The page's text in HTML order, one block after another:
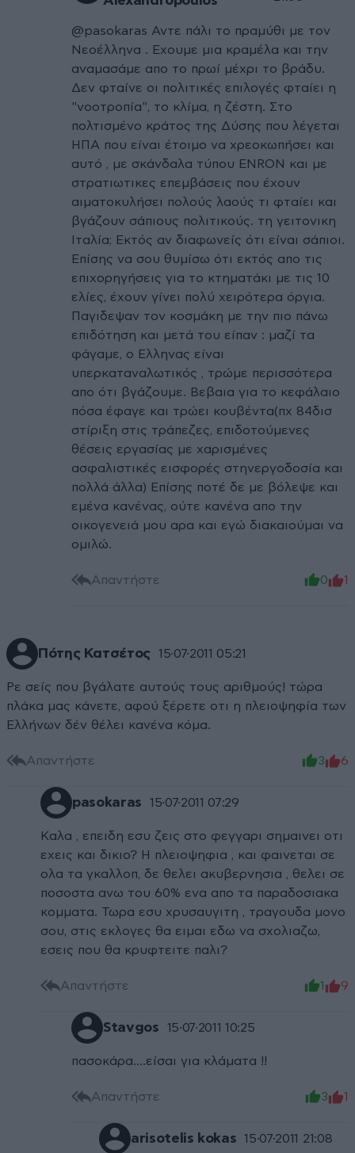
@pasokaras Αντε πάλι το πραμύθι με τον
Νεοέλληνα . Εχουμε μια κραμέλα και την
αναμασάμε απο το πρωί μέχρι το βράδυ.
Δεν φταίνε οι πολιτικές επιλογές φταίει η
"νοοτροπία", το κλίμα, η ζέστη. Στο
πολτισμένο κράτος της Δύσης που λέγεται
ΗΠΑ που είναι έτοιμο να χρεοκωπήσει και
αυτό , με σκάνδαλα τύπου ENRON και με
στρατιωτικες επεμβάσεις που έχουν
αιματοκυλήσει πολούς λαούς τι φταίει και
βγάζουν σάπιους πολιτικούς. τη γειτονικη
Ιταλία; Εκτός αν διαφωνείς ότι είναι σάπιοι.
Επίσης να σου θυμίσω ότι εκτός απο τις
επιχορηγήσεις για το κτηματάκι με τις 10
ελίες, έχουν γίνει πολύ χειρότερα όργια.
Παγιδεψαν τον κοσμάκη με την πιο πάνω
επιδότηση και μετά του είπαν : μαζί τα
φάγαμε, ο Ελληνας είναι
υπερκαταναλωτικός , τρώμε περισσότερα
απο ότι βγάζουμε. Βεβαια για το κεφάλαιο
πόσα έφαγε και τρώει κουβέντα(πχ 84δισ
στίριξη στις τράπεζες, επιδοτούμενες
θέσεις εργασίας με χαρισμένες
ασφαλιστικές εισφορές στηνεργοδοσία και
πολλά άλλα) Επίσης ποτέ δε με βόλεψε και
εμένα κανένας, ούτε κανένα απο την
οικογενειά μου αρα και εγώ διακαιούμαι να
ομιλώ.
Απαντήστε 0 1
Πότης Κατσέτος 15·07·2011 05:21
Ρε σείς που βγάλατε αυτούς τους αριθμούς! τώρα
πλάκα μας κάνετε, αφού ξέρετε οτι η πλειοψηφία των
Ελλήνων δέν θέλει κανένα κόμα.
Απαντήστε 3 6
pasokaras 15·07·2011 07:29
Καλα , επειδη εσυ ζεις στο φεγγαρι σημαινει οτι
εχεις και δικιο? Η πλειοψηφια , και φαινεται σε
ολα τα γκαλλοπ, δε θελει ακυβερνησια , θελει σε
ποσοστα ανω του 60% ενα απο τα παραδοσιακα
κομματα. Τωρα εσυ χρυσαυγιτη , τραγουδα μονο
σου, στις εκλογες θα ειμαι εδω να σχολιαζω,
εσεις που θα κρυφτειτε παλι?
Απαντήστε 1 9
Stavgos 15·07·2011 10:25
πασοκάρα....είσαι για κλάματα !!
Απαντήστε 3 1
arisotelis kokas 15·07·2011 21:08